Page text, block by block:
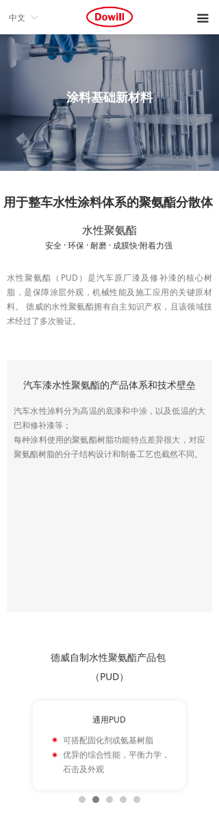
끀
ꀅ
中文
涂料基础新材料
用于整车水性涂料体系的聚氨酯分散体
安全 · 环保 · 耐磨 · 成膜快·附着力强
水性聚氨酯
汽车漆水性聚氨酯的产品体系和技术壁垒
汽车水性涂料分为高温的底漆和中涂，以及低温的大
巴和修补漆等；
每种涂料使用的聚氨酯树脂功能特点差异很大，对应
聚氨酯树脂的分子结构设计和制备工艺也截然不同。
德威自制水性聚氨酯产品包
（PUD）
通用PUD
可搭配固化剂或氨基树脂
优异的综合性能，平衡力学，
石击及外观
色漆用PUD
优异的颜料润湿和研磨性
可搭配固化剂或氨基树脂
优异的流平外观及力学性
水性聚氨酯（PUD）是汽车原厂漆及修补漆的核心树
脂，是保障涂层外观，机械性能及施工应用的关键原材
料。 德威的水性聚氨酯拥有自主知识产权，且该领域技
术经过了多次验证。